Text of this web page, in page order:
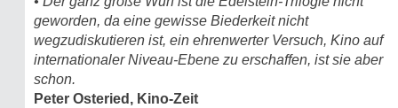
geworden, da eine gewisse Biederkeit nicht
wegzudiskutieren ist, ein ehrenwerter Versuch, Kino auf
internationaler Niveau-Ebene zu erschaffen, ist sie aber
schon.
Peter Osteried, Kino-Zeit